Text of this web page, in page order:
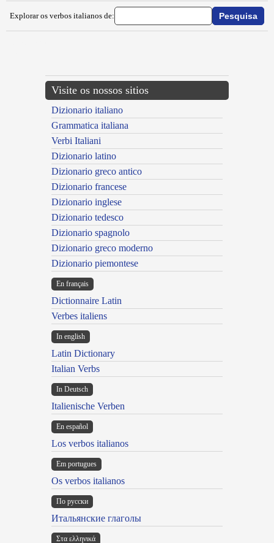
Explorar os verbos italianos de:
Visite os nossos sitios
Dizionario italiano
Grammatica italiana
Verbi Italiani
Dizionario latino
Dizionario greco antico
Dizionario francese
Dizionario inglese
Dizionario tedesco
Dizionario spagnolo
Dizionario greco moderno
Dizionario piemontese
En français
Dictionnaire Latin
Verbes italiens
In english
Latin Dictionary
Italian Verbs
In Deutsch
Italienische Verben
En español
Los verbos italianos
Em portugues
Os verbos italianos
По русски
Итальянские глаголы
Στα ελληνικά